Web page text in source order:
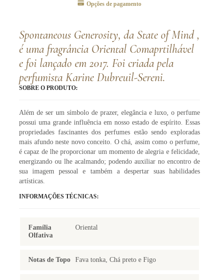
Opções de pagamento
Spontaneous Generosity, da State of Mind ,
é uma fragrância Oriental Comaprtilhável
e foi lançado em 2017. Foi criada pela
perfumista Karine Dubreuil-Sereni.
SOBRE O PRODUTO:
Além de ser um símbolo de prazer, elegância e luxo, o perfume
possui uma grande influência em nosso estado de espírito. Essas
propriedades fascinantes dos perfumes estão sendo exploradas
mais afundo neste novo conceito. O chá, assim como o perfume,
é capaz de lhe proporcionar um momento de alegria e felicidade,
energizando ou lhe acalmando; podendo auxiliar no encontro de
sua imagem pessoal e também a despertar suas habilidades
artísticas.
INFORMAÇÕES TÉCNICAS:
Família
Olfativa
Oriental
Notas de Topo Fava tonka, Chá preto e Figo